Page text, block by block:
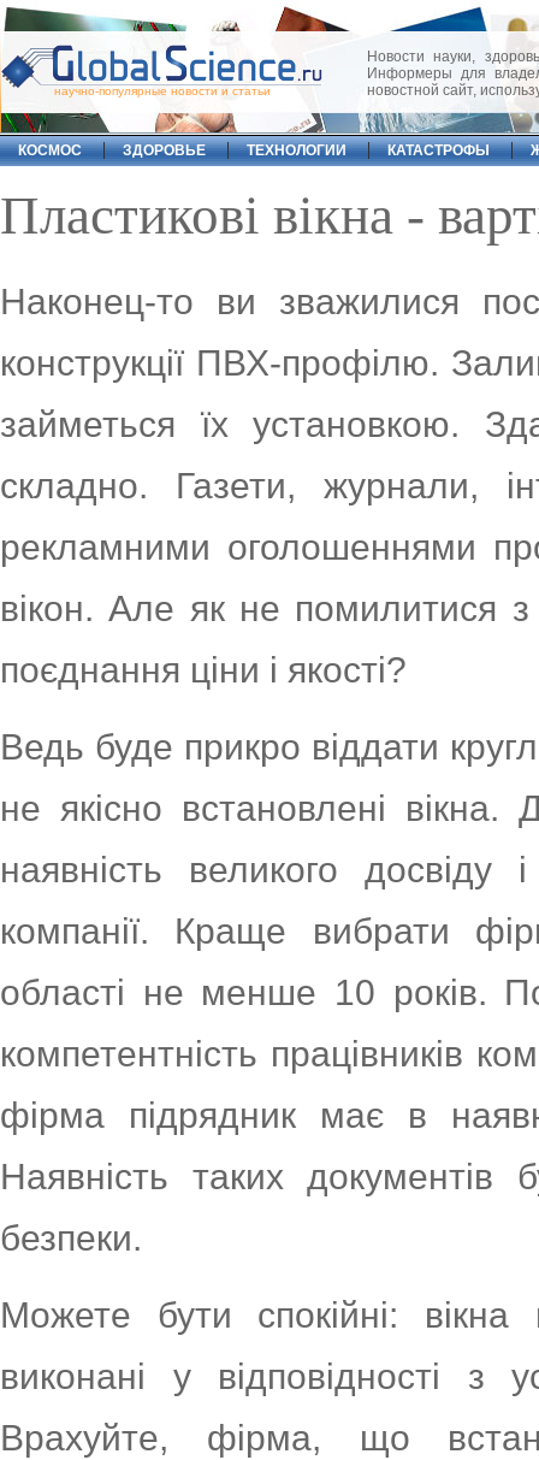
научно-популярные новости и статьи
Новости науки,
Информеры для
новостной сайт,
КОСМОС ЗДОРОВЬЕ ТЕХНОЛОГИИ КАТАСТРОФЫ
Пластикові вікна -
Наконец-то ви зважилися
конструкції ПВХ-профілю.
займеться їх установкою.
складно. Газети, журнали,
рекламними оголошеннями
вікон. Але як не помилитися
поєднання ціни і якості?
Ведь буде прикро віддати
не якісно встановлені
наявність великого досвіду
компанії. Краще вибрати
області не менше 10 років.
компетентність працівників
фірма підрядник має в
Наявність таких документів
безпеки.
Можете бути спокійні:
виконані у відповідності з
Врахуйте, фірма, що